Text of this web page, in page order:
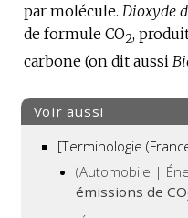
DE
DOMAINE
:
par molécule. Dioxyde
de formule CO2,
carbone (on dit aussi
Voir aussi
[Terminologie
(Automobile |
émissions de CO